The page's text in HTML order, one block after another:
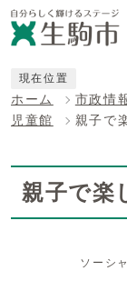
現在位置
ホーム 市政情
児童館
親子で
親子で楽
ソーシ